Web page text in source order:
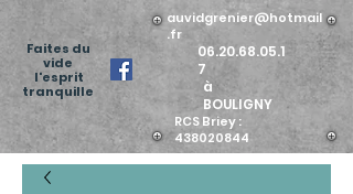
Faites du
vide
l'esprit
tranquille
auvidgrenier@hotmail
.fr
06.20.68.05.1
7
à
BOULIGNY
RCS Briey :
438020844